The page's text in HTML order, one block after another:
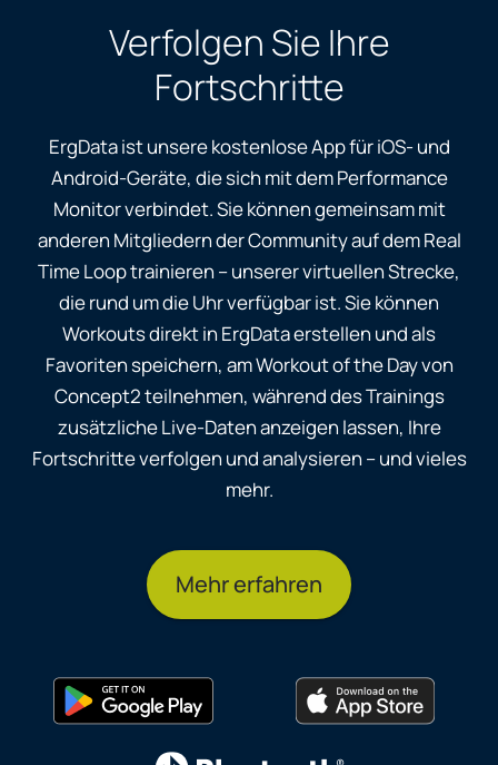
Verfolgen Sie Ihre
Fortschritte
ErgData ist unsere kostenlose App für iOS- und
Android-Geräte, die sich mit dem Performance
Monitor verbindet. Sie können gemeinsam mit
anderen Mitgliedern der Community auf dem Real
Time Loop trainieren – unserer virtuellen Strecke,
die rund um die Uhr verfügbar ist. Sie können
Workouts direkt in ErgData erstellen und als
Favoriten speichern, am Workout of the Day von
Concept2 teilnehmen, während des Trainings
zusätzliche Live-Daten anzeigen lassen, Ihre
Fortschritte verfolgen und analysieren – und vieles
mehr.
Mehr erfahren